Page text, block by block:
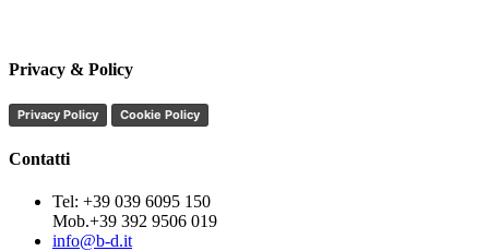
Privacy & Policy
Privacy Policy Cookie Policy
Contatti
Tel: +39 039 6095 150
Mob.+39 392 9506 019
info@b-d.it